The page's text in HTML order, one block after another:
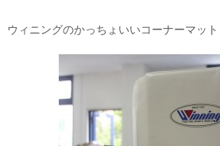
ウィニングのかっちょいいコーナーマット